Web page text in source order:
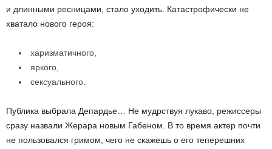
и длинными ресницами, стало уходить. Катастрофически не
хватало нового героя:
харизматичного,
яркого,
сексуального.
Публика выбрала Депардье… Не мудрствуя лукаво, режиссеры
сразу назвали Жерара новым Габеном. В то время актер почти
не пользовался гримом, чего не скажешь о его теперешних